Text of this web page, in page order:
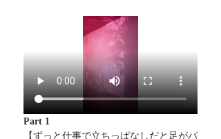
Part 1
【ずっと仕事で立ちっぱなしだと足がパ